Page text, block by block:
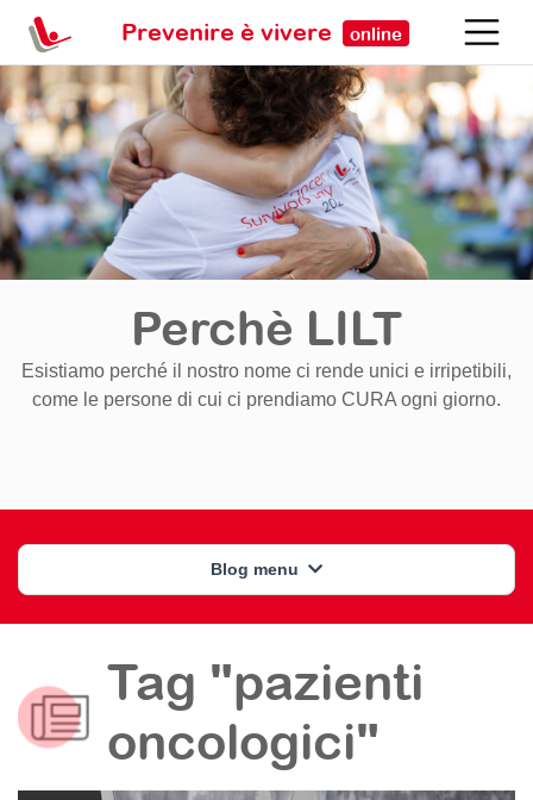
Prevenire è vivere online
Perchè LILT
Esistiamo perché il nostro nome ci rende unici e irripetibili,
come le persone di cui ci prendiamo CURA ogni giorno.
Blog menu
Tag "pazienti
oncologici"